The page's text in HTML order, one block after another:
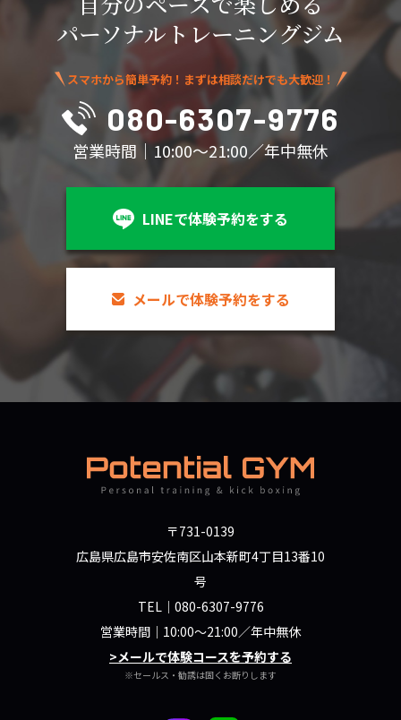
パーソナルトレーニングジム
スマホから簡単予約！まずは相談だけでも大歓迎！
080-6307-9776
営業時間｜10:00～21:00／年中無休
LINEで体験予約をする
メールで体験予約をする
〒731-0139
広島県広島市安佐南区山本新町4丁目13番10
号
TEL｜ 080-6307-9776
営業時間｜10:00～21:00／年中無休
>メールで体験コースを予約する
※セールス・勧誘は固くお断りします